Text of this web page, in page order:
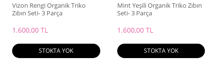
Vizon Rengi Organik Triko
Zıbın Seti- 3 Parça
1.600,00 TL
STOKTA YOK
Mint Yeşili Organik Triko Zıbın
Seti- 3 Parça
1.600,00 TL
STOKTA YOK